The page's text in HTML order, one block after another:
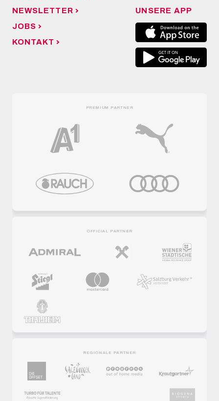
NEWSLETTER
JOBS
KONTAKT
UNSERE APP
PREMIUM PARTNER
OFFICIAL PARTNER
REGIONALE PARTNER